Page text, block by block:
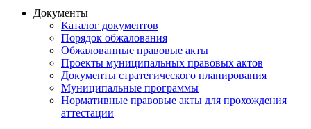
Документы
Каталог документов
Порядок обжалования
Обжалованные правовые акты
Проекты муниципальных правовых актов
Документы стратегического планирования
Муниципальные программы
Нормативные правовые акты для прохождения
аттестации